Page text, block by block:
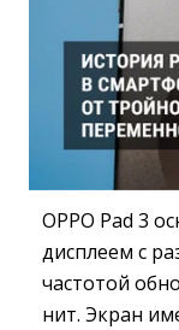
OPPO Pad 3
дисплеем с
частотой
нит. Экран